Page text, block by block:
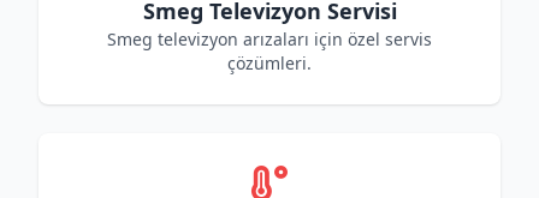
Smeg Televizyon Servisi
Smeg televizyon arızaları için özel servis
çözümleri.